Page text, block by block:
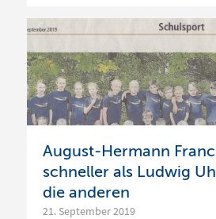
August-Hermann
schneller als Ludwig
die anderen
21. September 2019